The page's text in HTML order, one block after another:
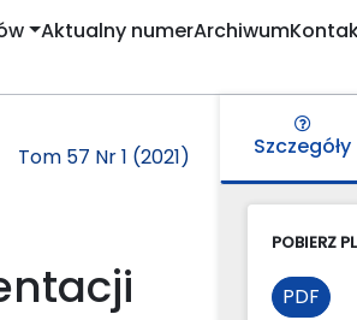
Aktualny numerArchiwum
Tom 57 Nr 1 (2021) Szczegóły
POBIERZ
PDF